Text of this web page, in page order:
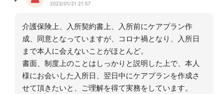
2023/01/21 21:57
介護保険上、入所契約書上、入所前にケアプラン作
成、同意となっていますが、コロナ禍となり、入所日
まで本人に会えないことがほとんど。
書面、制度上のことはしっかりと説明した上で、本人
様にお会いした入所日、翌日中にケアプランを作成さ
せて頂きたいと、ご理解を得て実務をしています。